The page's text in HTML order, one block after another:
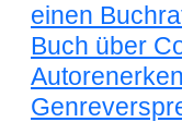
einen
Buch über